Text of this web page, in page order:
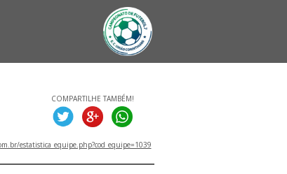
COMPARTILHE TAMBÉM!
estatistica_equipe.php?cod_equipe=1039